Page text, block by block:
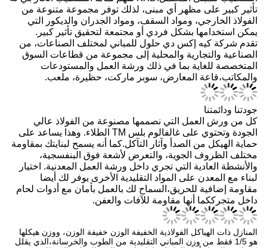
تقدم KXD حرية تصميم كاملة بدون قيود في الحجم أو الشكل أو
التشطيب للمبنى المكتمل.KXD تفهم تماما التشطيب الخارجي له
تأثير كبير على مظهر أي مبنى، لذلك توفر مجموعة متنوعة من
الفولاذ الخارجي، ومواد السقف، ومواد الجدران والديكور التي
يمكن استخدامها بشكل فردي أو مجتمعة لتحقيق تأثير كبير.
تقدم شركة كيه إكس دي حلول للمباني لمختلف الصناعات، من
الصناعية والتجارية والمحلية إلى مجموعة من قطاعات السوق
المتخصصة للغاية بما في ذلك ورشة العمل والمستودعات
والمكاتب،قاعة المعارض، سوبر ماركت، حظيرة، ملعب.
جودتنا ودائمتنا
كل من ورش العمل التي نصممها مصنوعة من الفولاذ عالي
الجودة وتحتوي على غالفالوم بلس TM الطلاء. وهذا يساعد على
حماية الهيكل من الصدأ وآثار التآكل.كما أنه يسمح لبنايتك بمقاومة
مختلف الظروف الجوية، والتعرض لأشعة فوق البنفسجية،
والأنشطة العادية التي تجري داخل ورشة العمل المعدنية. اختيار
لبناء مع المعدن على المواد التقليدية الأخرى يوفر لك أيضا
مقاومة إضافية للحريق،السماح لك بالعمل بأمان مع أدوات لحام
داخل متجرككما أنها مقاومة للآفات والعفن.